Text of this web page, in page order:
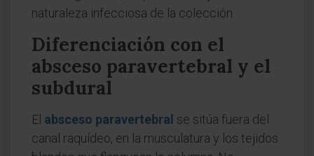
naturaleza infecciosa de la colección.
Diferenciación con el
absceso paravertebral y el
subdural
El absceso paravertebral se sitúa fuera del
canal raquídeo, en la musculatura y los tejidos